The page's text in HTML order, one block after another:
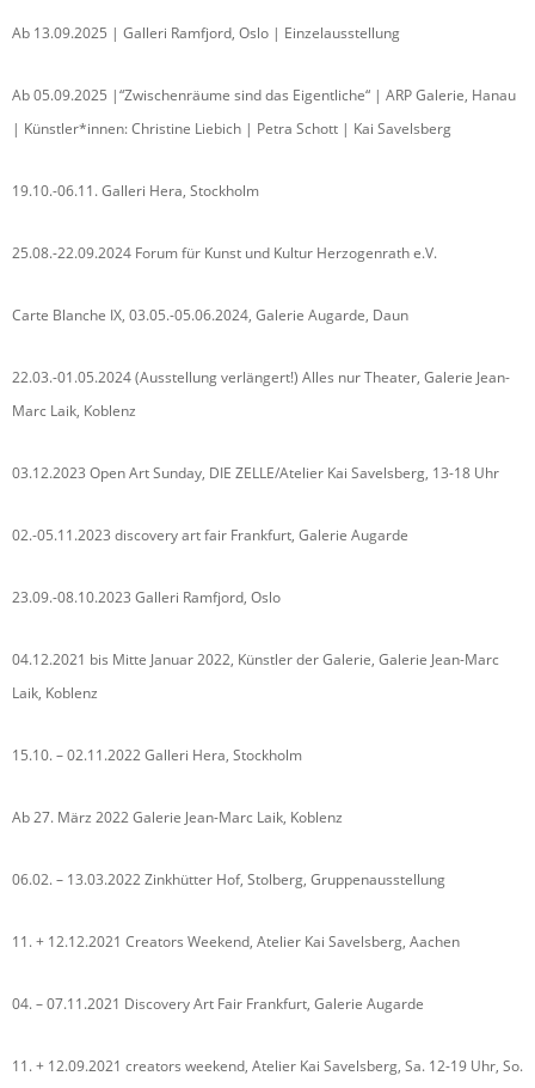
Ab 13.09.2025 | Galleri Ramfjord, Oslo | Einzelausstellung
Ab 05.09.2025 |“Zwischenräume sind das Eigentliche“ | ARP Galerie, Hanau
| Künstler*innen: Christine Liebich | Petra Schott | Kai Savelsberg
19.10.-06.11. Galleri Hera, Stockholm
25.08.-22.09.2024 Forum für Kunst und Kultur Herzogenrath e.V.
Carte Blanche IX, 03.05.-05.06.2024, Galerie Augarde, Daun
22.03.-01.05.2024 (Ausstellung verlängert!) Alles nur Theater, Galerie Jean-
Marc Laik, Koblenz
03.12.2023 Open Art Sunday, DIE ZELLE/Atelier Kai Savelsberg, 13-18 Uhr
02.-05.11.2023 discovery art fair Frankfurt, Galerie Augarde
23.09.-08.10.2023 Galleri Ramfjord, Oslo
04.12.2021 bis Mitte Januar 2022, Künstler der Galerie, Galerie Jean-Marc
Laik, Koblenz
15.10. – 02.11.2022 Galleri Hera, Stockholm
Ab 27. März 2022 Galerie Jean-Marc Laik, Koblenz
06.02. – 13.03.2022 Zinkhütter Hof, Stolberg, Gruppenausstellung
11. + 12.12.2021 Creators Weekend, Atelier Kai Savelsberg, Aachen
04. – 07.11.2021 Discovery Art Fair Frankfurt, Galerie Augarde
11. + 12.09.2021 creators weekend, Atelier Kai Savelsberg, Sa. 12-19 Uhr, So.